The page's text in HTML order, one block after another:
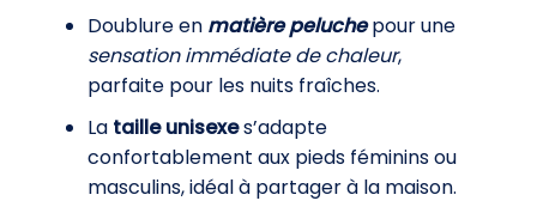
Doublure en matière peluchepour une
sensation immédiate de chaleur,
parfaite pour les nuits fraîches.
La taille unisexes’adapte
confortablement aux pieds féminins ou
masculins, idéal à partager à la maison.